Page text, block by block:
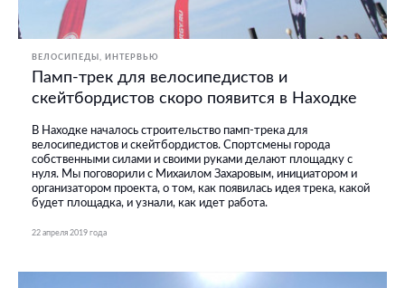
ВЕЛОСИПЕДЫ ИНТЕРВЬЮ
Памп-трек для велосипедистов и
скейтбордистов скоро появится в Находке
В Находке началось строительство памп-трека для
велосипедистов и скейтбордистов. Спортсмены города
собственными силами и своими руками делают площадку с
нуля. Мы поговорили с Михаилом Захаровым, инициатором и
организатором проекта, о том, как появилась идея трека, какой
будет площадка, и узнали, как идет работа.
22 апреля 2019 года